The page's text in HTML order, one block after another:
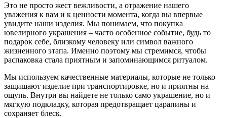
Это не просто жест вежливости, а отражение нашего
уважения к вам и к ценности момента, когда вы впервые
увидите наши изделия. Мы понимаем, что покупка
ювелирного украшения – часто особенное событие, будь то
подарок себе, близкому человеку или символ важного
жизненного этапа. Именно поэтому мы стремимся, чтобы
распаковка стала приятным и запоминающимся ритуалом.
Мы используем качественные материалы, которые не только
защищают изделие при транспортировке, но и приятны на
ощупь. Внутри вы найдете не только само украшение, но и
мягкую подкладку, которая предотвращает царапины и
сохраняет блеск.